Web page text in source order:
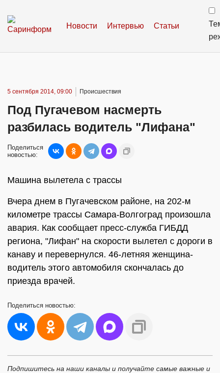
Новости Интервью Статьи
5 сентября 2014, 09:00 Происшествия
Под Пугачевом насмерть
разбилась водитель "Лифана"
Поделиться
новостью:
Машина вылетела с трассы
Вчера днем в Пугачевском районе, на 202-м
километре трассы Самара-Волгоград произошла
авария. Как сообщает пресс-служба ГИБДД
региона, "Лифан" на скорости вылетел с дороги в
канаву и перевернулся. 46-летняя женщина-
водитель этого автомобиля скончалась до
приезда врачей.
Поделиться новостью:
Подпишитесь на наши каналы и получайте самые важные и